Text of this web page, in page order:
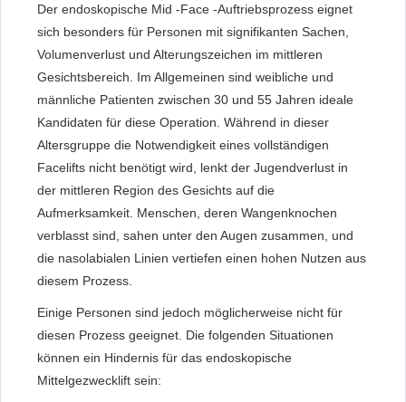
Der endoskopische Mid -Face -Auftriebsprozess eignet
sich besonders für Personen mit signifikanten Sachen,
Volumenverlust und Alterungszeichen im mittleren
Gesichtsbereich. Im Allgemeinen sind weibliche und
männliche Patienten zwischen 30 und 55 Jahren ideale
Kandidaten für diese Operation. Während in dieser
Altersgruppe die Notwendigkeit eines vollständigen
Facelifts nicht benötigt wird, lenkt der Jugendverlust in
der mittleren Region des Gesichts auf die
Aufmerksamkeit. Menschen, deren Wangenknochen
verblasst sind, sahen unter den Augen zusammen, und
die nasolabialen Linien vertiefen einen hohen Nutzen aus
diesem Prozess.
Einige Personen sind jedoch möglicherweise nicht für
diesen Prozess geeignet. Die folgenden Situationen
können ein Hindernis für das endoskopische
Mittelgezwecklift sein: